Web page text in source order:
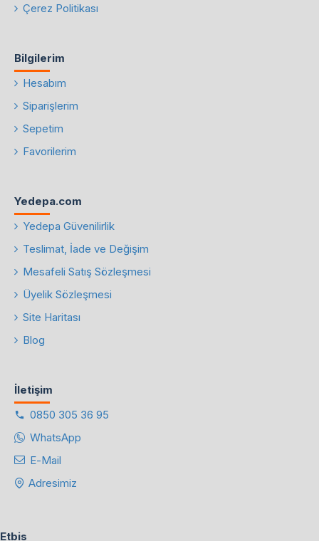
Çerez Politikası
Bilgilerim
Hesabım
Siparişlerim
Sepetim
Favorilerim
Yedepa.com
Yedepa Güvenilirlik
Teslimat, İade ve Değişim
Mesafeli Satış Sözleşmesi
Üyelik Sözleşmesi
Site Haritası
Blog
İletişim
0850 305 36 95
WhatsApp
E-Mail
Adresimiz
Etbis